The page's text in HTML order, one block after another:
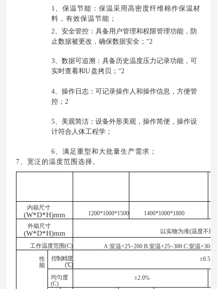
1、保温节能：保温采用高密度纤维棉作保温材
料，有效保温节能；
2、安全管控：具备用户管理和权限管理功能，防
止数据被更改，确保数据安全；“2
3、数据可追溯：具备历史温度压力记录功能，可
实时查看和U盘拷贝；“2
4、操作日志：可记录操作人和操作信息，方便管
控； 2
5、 美观简洁：设备外形美观，操作简便，操作设
计符合人体工程学；
6、满足重型和大批量生产需求；
7、 宽泛的温度范围选择。
内箱尺寸
(W*D*H)mm 1200*1000*1500
1400*1000*1800
外箱尺寸
(W*D*H)mm 以实物为准(温度不同
工作温度范围(C) A:室温+25~200 B:室温+25~300 C:室温
性
能
控制精度
(℃)
±0.5
均匀度
(C)
±2.0%